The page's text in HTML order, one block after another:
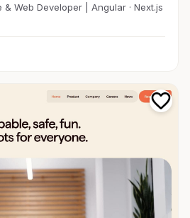
Web Developer | Angular · Next.js